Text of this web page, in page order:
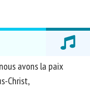
avons la paix
Christ,